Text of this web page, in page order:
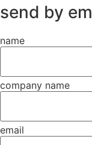
send by
name
company name
email